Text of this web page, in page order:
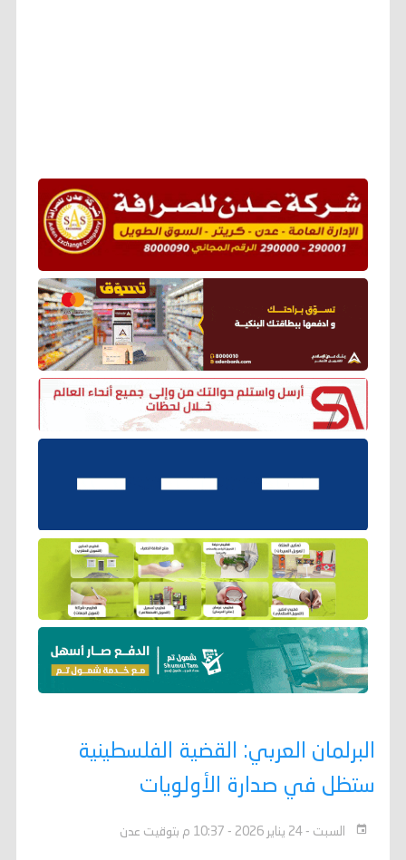
البرلمان العربي: القضية الفلسطينية
ستظل في صدارة الأولويات
السبت - 24 يناير 2026 - 10:37 م بتوقيت عدن